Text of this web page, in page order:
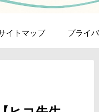
イトマップ プライ